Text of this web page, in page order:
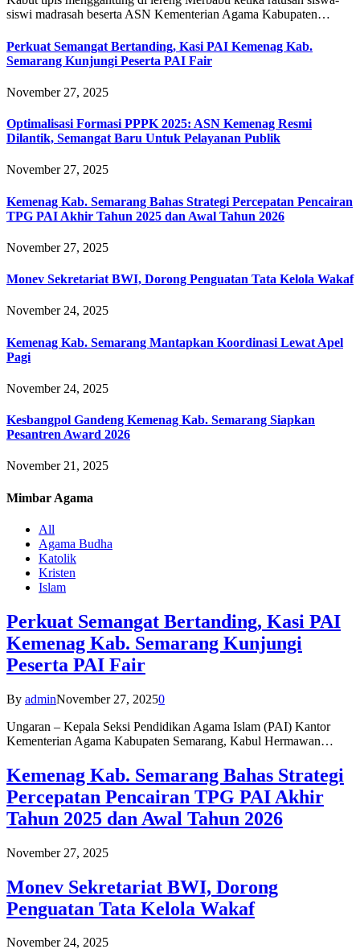
siswi madrasah beserta ASN Kementerian Agama Kabupaten…
Perkuat Semangat Bertanding, Kasi PAI Kemenag Kab.
Semarang Kunjungi Peserta PAI Fair
November 27, 2025
Optimalisasi Formasi PPPK 2025: ASN Kemenag Resmi
Dilantik, Semangat Baru Untuk Pelayanan Publik
November 27, 2025
Kemenag Kab. Semarang Bahas Strategi Percepatan Pencairan
TPG PAI Akhir Tahun 2025 dan Awal Tahun 2026
November 27, 2025
Monev Sekretariat BWI, Dorong Penguatan Tata Kelola Wakaf
November 24, 2025
Kemenag Kab. Semarang Mantapkan Koordinasi Lewat Apel
Pagi
November 24, 2025
Kesbangpol Gandeng Kemenag Kab. Semarang Siapkan
Pesantren Award 2026
November 21, 2025
Mimbar Agama
All
Agama Budha
Katolik
Kristen
Islam
Perkuat Semangat Bertanding, Kasi PAI
Kemenag Kab. Semarang Kunjungi
Peserta PAI Fair
By adminNovember 27, 20250
Ungaran – Kepala Seksi Pendidikan Agama Islam (PAI) Kantor
Kementerian Agama Kabupaten Semarang, Kabul Hermawan…
Kemenag Kab. Semarang Bahas Strategi
Percepatan Pencairan TPG PAI Akhir
Tahun 2025 dan Awal Tahun 2026
November 27, 2025
Monev Sekretariat BWI, Dorong
Penguatan Tata Kelola Wakaf
November 24, 2025